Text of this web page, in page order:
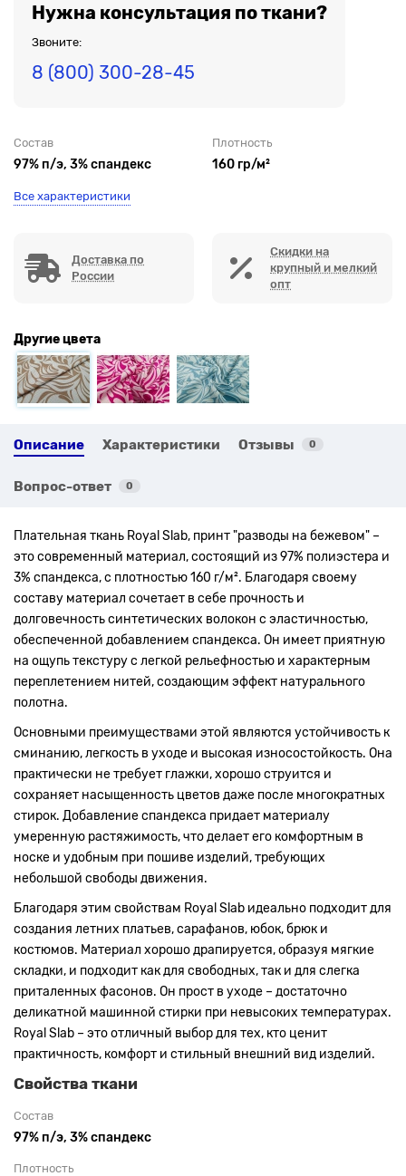
Нужна консультация по ткани?
Звоните:
8 (800) 300-28-45
Состав
97% п/э, 3% спандекс
Плотность
160 гр/м²
Все характеристики
Доставка по
России
Скидки на
крупный и мелкий
опт
Другие цвета
Описание Характеристики Отзывы 0
Вопрос-ответ 0
Плательная ткань Royal Slab, принт "разводы на бежевом" –
это современный материал, состоящий из 97% полиэстера и
3% спандекса, с плотностью 160 г/м². Благодаря своему
составу материал сочетает в себе прочность и
долговечность синтетических волокон с эластичностью,
обеспеченной добавлением спандекса. Он имеет приятную
на ощупь текстуру с легкой рельефностью и характерным
переплетением нитей, создающим эффект натурального
полотна.
Основными преимуществами этой являются устойчивость к
сминанию, легкость в уходе и высокая износостойкость. Она
практически не требует глажки, хорошо струится и
сохраняет насыщенность цветов даже после многократных
стирок. Добавление спандекса придает материалу
умеренную растяжимость, что делает его комфортным в
носке и удобным при пошиве изделий, требующих
небольшой свободы движения.
Благодаря этим свойствам Royal Slab идеально подходит для
создания летних платьев, сарафанов, юбок, брюк и
костюмов. Материал хорошо драпируется, образуя мягкие
складки, и подходит как для свободных, так и для слегка
приталенных фасонов. Он прост в уходе – достаточно
деликатной машинной стирки при невысоких температурах.
Royal Slab – это отличный выбор для тех, кто ценит
практичность, комфорт и стильный внешний вид изделий.
Свойства ткани
Состав
97% п/э, 3% спандекс
Плотность